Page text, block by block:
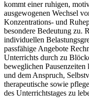
kommt einer ruhigen,
ausgewogenen Wechsel
Konzentrations- und
besondere Bedeutung zu.
individuellen
passfähige Angebote
Unterrichts durch zu
beweglichen
und dem Anspruch,
therapeutische sowie
des Unterrichtstages zu